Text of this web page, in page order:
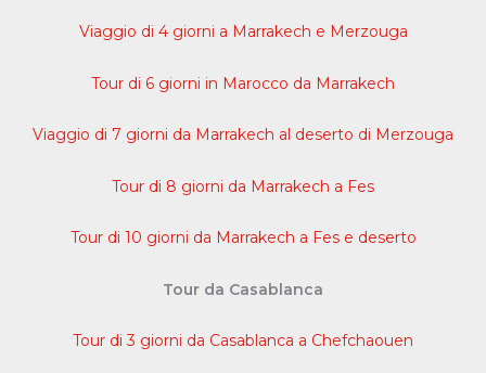
Viaggio di 4 giorni a Marrakech e Merzouga
Tour di 6 giorni in Marocco da Marrakech
Viaggio di 7 giorni da Marrakech al deserto di Merzouga
Tour di 8 giorni da Marrakech a Fes
Tour di 10 giorni da Marrakech a Fes e deserto
Tour da Casablanca
Tour di 3 giorni da Casablanca a Chefchaouen